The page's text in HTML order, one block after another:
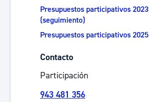
Presupuestos participativos 2023
(seguimiento)
Presupuestos participativos 2025
Contacto
Participación
943 481 356